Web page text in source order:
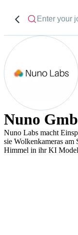
Nuno
Nuno Labs macht
sie Wolkenkameras
Himmel in ihr KI